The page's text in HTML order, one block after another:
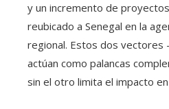
y un incremento de
reubicado a Senegal en la
regional. Estos dos
actúan como palancas
sin el otro limita el impacto